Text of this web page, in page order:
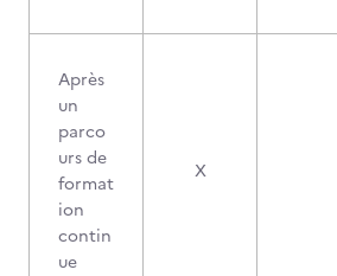
Après
un
parco
urs de
format
ion
contin
ue
X